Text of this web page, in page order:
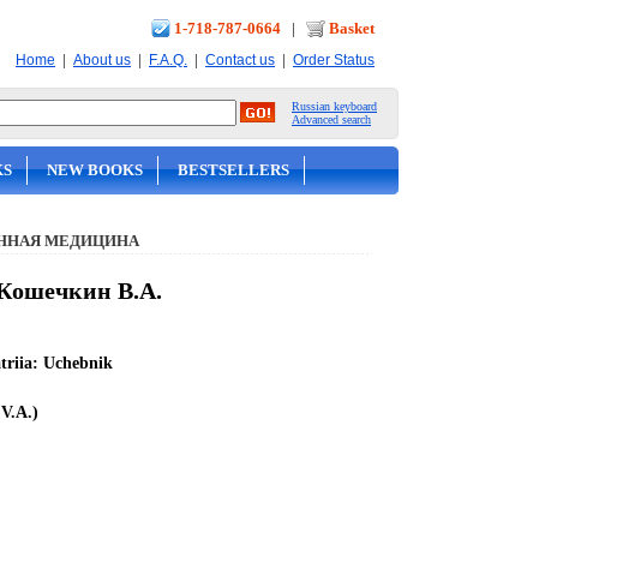
1-718-787-0664 | Basket
Home | About us | F.A.Q. | Contact us | Order Status
Russian keyboard
Advanced search
NEW BOOKS BESTSELLERS
МЕДИЦИНА
В.А.
Uchebnik